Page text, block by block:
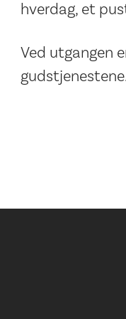
hverdag, et
Ved utgangen